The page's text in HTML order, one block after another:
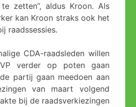
zetten’’, aldus Kroon. Als
kan Kroon straks ook het
raadssessies.
CDA-raadsleden willen
verder op poten gaan
partij gaan meedoen aan
van maart volgend
bij de raadsverkiezingen